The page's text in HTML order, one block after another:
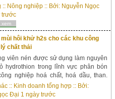
khẩu châu âu do công ty độc quyền
mục đí...
:: Nông nghiệp :: Bởi: Nguyễn Ngọc
trước
xem
hôi khử h2s cho các khu công
chất thải
viên nén được sử dụng làm nguyên
hydrothion trong lĩnh vực phân bón
nghiệp hoá chất, hoá dầu, than.
ứng dụng loại bỏ H2S trong khí,
mùi hôi khó chị...
:: Kinh doanh tổng hợp :: Bởi:
Đại 1 ngày trước